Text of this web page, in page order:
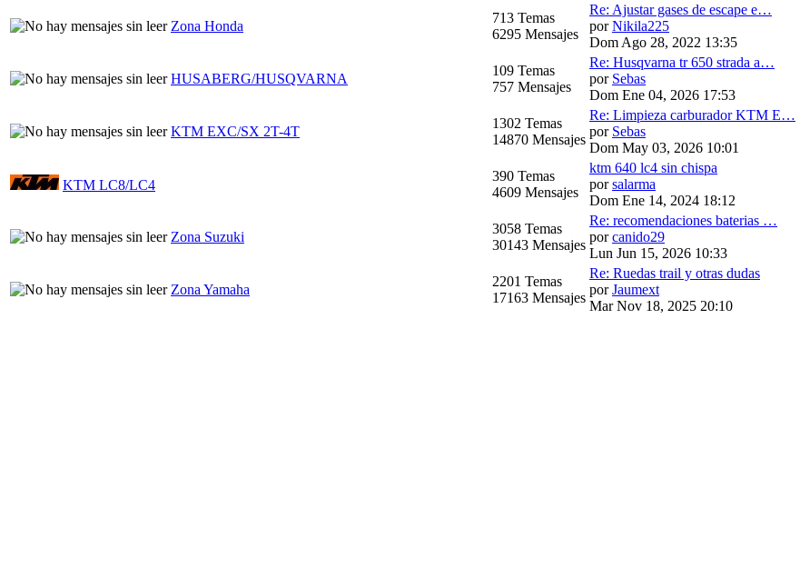
Zona Honda
713 Temas
6295 Mensajes
Re: Ajustar gases de escape e…
porNikila225
Dom Ago 28, 2022 13:35
HUSABERG/HUSQVARNA
109 Temas
757 Mensajes
Re: Husqvarna tr 650 strada a…
por Sebas
Dom Ene 04, 2026 17:53
KTM EXC/SX 2T-4T
1302 Temas
14870 Mensajes
Re: Limpieza carburador KTM E…
por Sebas
Dom May 03, 2026 10:01
KTM LC8/LC4
390 Temas
4609 Mensajes
ktm 640 lc4 sin chispa
porsalarma
Dom Ene 14, 2024 18:12
Zona Suzuki
3058 Temas
30143 Mensajes
Re: recomendaciones baterias …
porcanido29
Lun Jun 15, 2026 10:33
Zona Yamaha
2201 Temas
17163 Mensajes
Re: Ruedas trail y otras dudas
porJaumext
Mar Nov 18, 2025 20:10